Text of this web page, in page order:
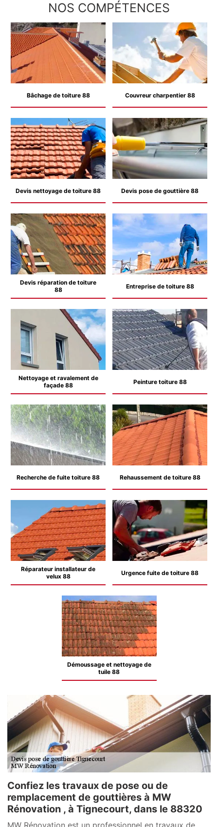
NOS COMPÉTENCES
Bâchage de toiture 88 Couvreur charpentier 88
Devis nettoyage de toiture 88 Devis pose de gouttière 88
Devis réparation de toiture
88
Entreprise de toiture 88
Nettoyage et ravalement de
façade 88
Peinture toiture 88
Recherche de fuite toiture 88 Rehaussement de toiture 88
Réparateur installateur de
velux 88
Urgence fuite de toiture 88
Démoussage et nettoyage de
tuile 88
Confiez les travaux de pose ou de
remplacement de gouttières à MW
Rénovation , à Tignecourt, dans le 88320
MW Rénovation est un professionnel en travaux de